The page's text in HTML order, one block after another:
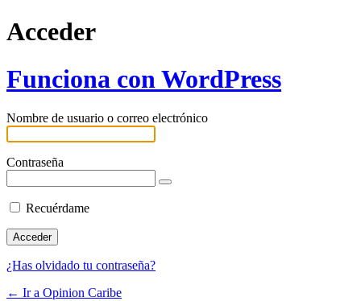
Acceder
Funciona con WordPress
Nombre de usuario o correo electrónico
Contraseña
Recuérdame
¿Has olvidado tu contraseña?
← Ir a Opinion Caribe